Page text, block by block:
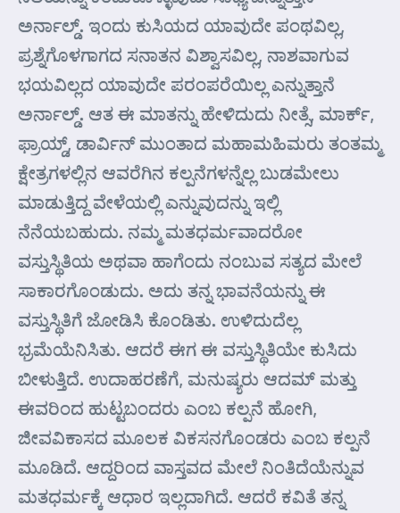
ಅರ್ನಾಲ್ಡ್. ಇಂದು ಕುಸಿಯದ ಯಾವುದೇ ಪಂಥವಿಲ್ಲ,
ಪ್ರಶ್ನೆಗೊಳಗಾಗದ ಸನಾತನ ವಿಶ್ವಾಸವಿಲ್ಲ, ನಾಶವಾಗುವ
ಭಯವಿಲ್ಲದ ಯಾವುದೇ ಪರಂಪರೆಯಿಲ್ಲ ಎನ್ನುತ್ತಾನೆ
ಅರ್ನಾಲ್ಡ್. ಆತ ಈ ಮಾತನ್ನು ಹೇಳಿದುದು ನೀತ್ಸೆ, ಮಾರ್ಕ್,
ಫ್ರಾಯ್ಡ್, ಡಾರ್ವಿನ್ ಮುಂತಾದ ಮಹಾಮಹಿಮರು ತಂತಮ್ಮ
ಕ್ಷೇತ್ರಗಳಲ್ಲಿನ ಆವರೆಗಿನ ಕಲ್ಪನೆಗಳನ್ನೆಲ್ಲ ಬುಡಮೇಲು
ಮಾಡುತ್ತಿದ್ದ ವೇಳೆಯಲ್ಲಿ ಎನ್ನುವುದನ್ನು ಇಲ್ಲಿ
ನೆನೆಯಬಹುದು. ನಮ್ಮ ಮತಧರ್ಮವಾದರೋ
ವಸ್ತುಸ್ಥಿತಿಯ ಅಥವಾ ಹಾಗೆಂದು ನಂಬುವ ಸತ್ಯದ ಮೇಲೆ
ಸಾಕಾರಗೊಂಡುದು. ಅದು ತನ್ನ ಭಾವನೆಯನ್ನು ಈ
ವಸ್ತುಸ್ಥಿತಿಗೆ ಜೋಡಿಸಿ ಕೊಂಡಿತು. ಉಳಿದುದೆಲ್ಲ
ಭ್ರಮೆಯೆನಿಸಿತು. ಆದರೆ ಈಗ ಈ ವಸ್ತುಸ್ಥಿತಿಯೇ ಕುಸಿದು
ಬೀಳುತ್ತಿದೆ. ಉದಾಹರಣೆಗೆ, ಮನುಷ್ಯರು ಆದಮ್ ಮತ್ತು
ಈವರಿಂದ ಹುಟ್ಟಬಂದರು ಎಂಬ ಕಲ್ಪನೆ ಹೋಗಿ,
ಜೀವವಿಕಾಸದ ಮೂಲಕ ವಿಕಸನಗೊಂಡರು ಎಂಬ ಕಲ್ಪನೆ
ಮೂಡಿದೆ. ಆದ್ದರಿಂದ ವಾಸ್ತವದ ಮೇಲೆ ನಿಂತಿದೆಯೆನ್ನುವ
ಮತಧರ್ಮಕ್ಕೆ ಆಧಾರ ಇಲ್ಲದಾಗಿದೆ. ಆದರೆ ಕವಿತೆ ತನ್ನ